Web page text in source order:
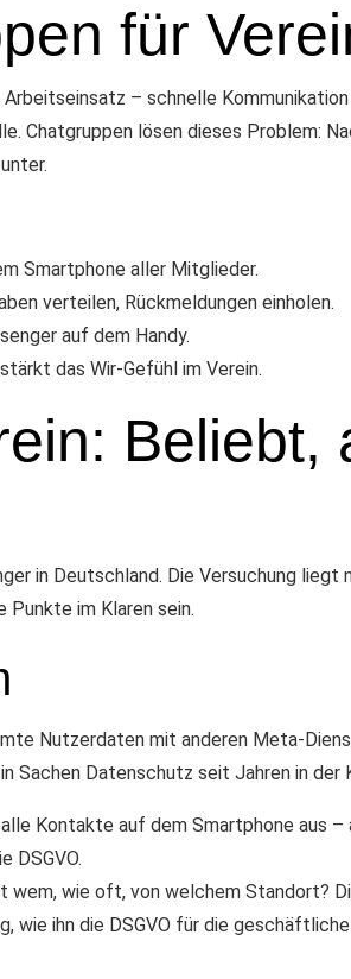
für
– schnelle
Chatgruppen lösen dieses Problem:
Smartphone aller Mitglieder.
verteilen, Rückmeldungen einholen.
auf dem Handy.
das Wir-Gefühl im Verein.
Beliebt,
in Deutschland. Die Versuchung liegt
Punkte im Klaren sein.
Nutzerdaten mit anderen Meta-
Sachen Datenschutz seit Jahren in
Kontakte auf dem Smartphone aus –
DSGVO.
wem, wie oft, von welchem Standort?
wie ihn die DSGVO für die